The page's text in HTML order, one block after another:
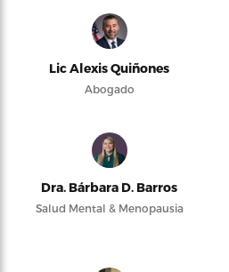
Lic Alexis Quiñones
Abogado
Dra. Bárbara D. Barros
Salud Mental & Menopausia